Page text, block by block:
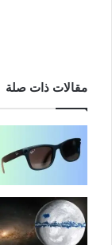
مقالات ذات صلة